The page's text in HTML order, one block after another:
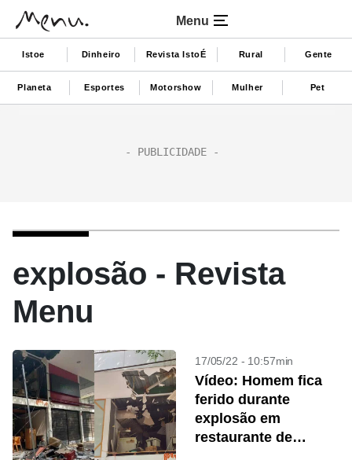
Menu
Istoe Dinheiro Revista IstoÉ Rural Gente
Planeta Esportes Motorshow Mulher Pet
explosão - Revista
Menu
17/05/22 - 10:57min
Vídeo: Homem fica
ferido durante
explosão em
restaurante de